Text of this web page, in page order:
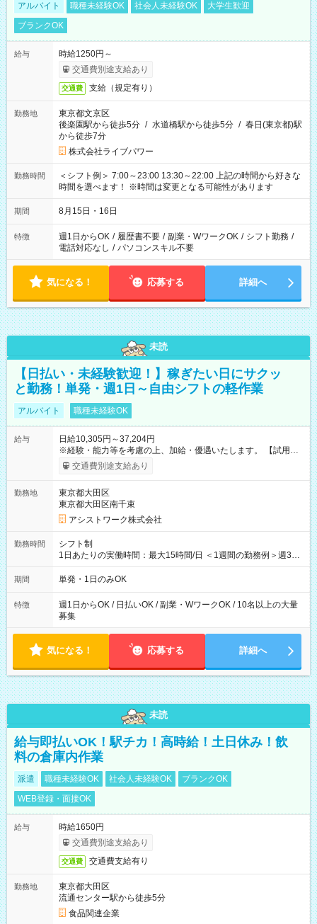
アルバイト 職種未経験OK 社会人未経験OK
大学生歓迎
ブランクOK
給与
時給1250円～
交通費別途支給あり
交通費 支給（規定有り）
勤務地
東京都文京区
後楽園駅から徒歩5分 / 水道橋駅から徒歩5分 / 春日(東京都)駅
から徒歩7分
株式会社ライブパワー
勤務時間
＜シフト例＞ 7:00～23:00 13:30～22:00 上記の時間から好きな
時間を選べます！ ※時間は変更となる可能性があります
期間 8月15日・16日
特徴 週1日からOK / 履歴書不要 / 副業・WワークOK / シフト勤務 /
電話対応なし / パソコンスキル不要
気になる！ 応募する 詳細へ
未読
【日払い・未経験歓迎！】稼ぎたい日にサクッ
と勤務！単発・週1日～自由シフトの軽作業
アルバイト 職種未経験OK
給与
日給10,305円～37,204円
※経験・能力等を考慮の上、加給・優遇いたします。 【試用期
間】試用期間なし
交通費別途支給あり
勤務地
東京都大田区
東京都大田区南千束
アシストワーク株式会社
勤務時間
シフト制
1日あたりの実働時間：最大15時間/日 ＜1週間の勤務例＞週3回
勤務 勤務：月・水・金 休み：火・木・土・日 好きな時にお仕事
可能です！ ※1日あたりの最大実働時間は日勤、夜勤共に勤務し
期間 単発・1日のみOK
特徴
週1日からOK / 日払いOK / 副業・WワークOK / 10名以上の大量
募集
気になる！ 応募する 詳細へ
未読
給与即払いOK！駅チカ！高時給！土日休み！飲
料の倉庫内作業
派遣 職種未経験OK 社会人未経験OK
ブランクOK
WEB登録・面接OK
給与
時給1650円
交通費別途支給あり
交通費 交通費支給有り
勤務地
東京都大田区
流通センター駅から徒歩5分
食品関連企業